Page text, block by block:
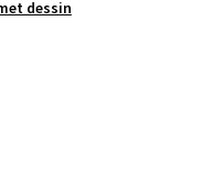
dessin